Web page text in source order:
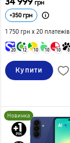
грн
+350 грн
1 750 грн х 20 платежів
20 12 10 10 10 8
Купити
Новинка